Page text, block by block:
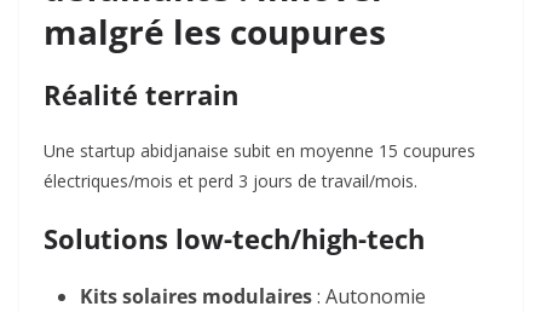
malgré les coupures
Réalité terrain
Une startup abidjanaise subit en moyenne 15 coupures
électriques/mois et perd 3 jours de travail/mois.
Solutions low-tech/high-tech
Kits solaires modulaires: Autonomie